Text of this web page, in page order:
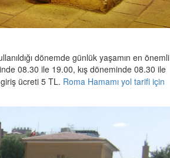
dönemde günlük yaşamın en önemli
08.30 ile 19.00, kış döneminde 08.30 ile
ücreti 5 TL. Roma Hamamı yol tarifi için